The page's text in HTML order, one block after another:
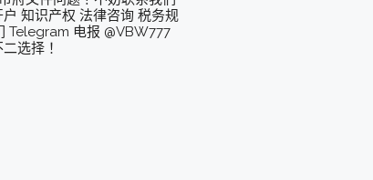
知识产权 法律咨询 税务规
Telegram 电报 @VBW777
选择！